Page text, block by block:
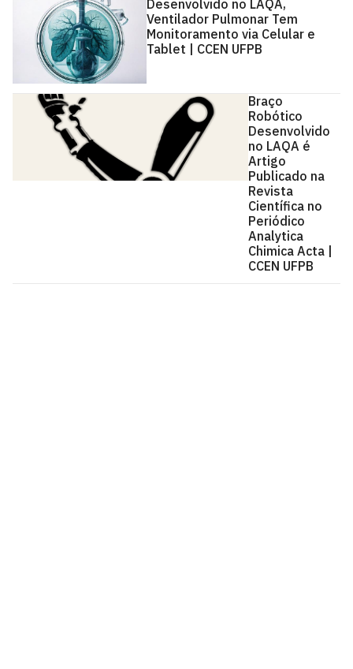
Desenvolvido no LAQA,
Ventilador Pulmonar Tem
Monitoramento via Celular e
Tablet | CCEN UFPB
Braço
Robótico
Desenvolvido
no LAQA é
Artigo
Publicado na
Revista
Científica no
Periódico
Analytica
Chimica Acta |
CCEN UFPB